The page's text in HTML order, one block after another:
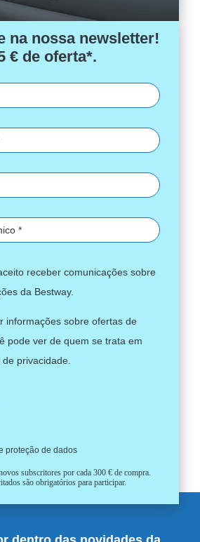
na nossa newsletter!
€ de oferta*.
receber comunicações sobre
da Bestway.
informações sobre ofertas de
pode ver de quem se trata em
de privacidade.
proteção de dados
subscritores por cada 300 € de compra.
são obrigatórios para participar.